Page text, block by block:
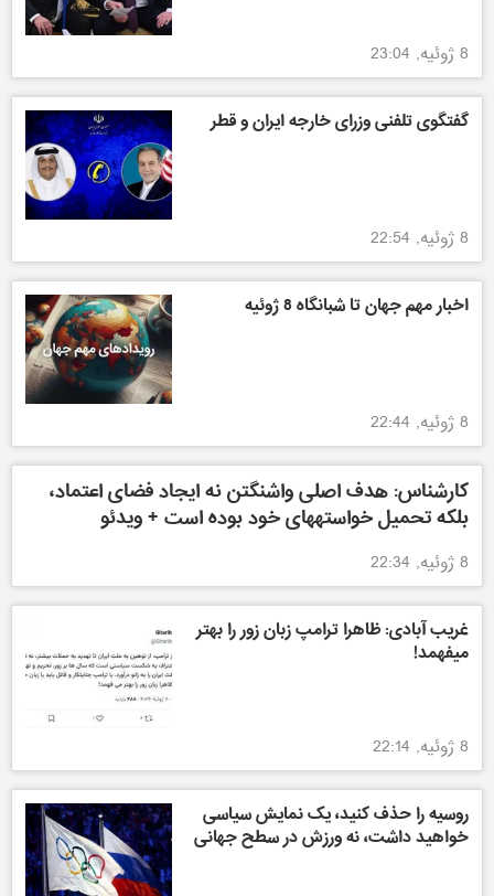
8 ژوئیه, 23:04
گفتگوی تلفنی وزرای خارجه ایران و قطر
8 ژوئیه, 22:54
اخبار مهم جهان تا شبانگاه 8 ژوئیه
8 ژوئیه, 22:44
کارشناس: هدف اصلی واشنگتن نه ایجاد فضای اعتماد،
بلکه تحمیل خواستههای خود بوده است + ویدئو
8 ژوئیه, 22:34
غریب آبادی: ظاهرا ترامپ زبان زور را بهتر
میفهمد!
8 ژوئیه, 22:14
روسیه را حذف کنید، یک نمایش سیاسی
خواهید داشت، نه ورزش در سطح جهانی